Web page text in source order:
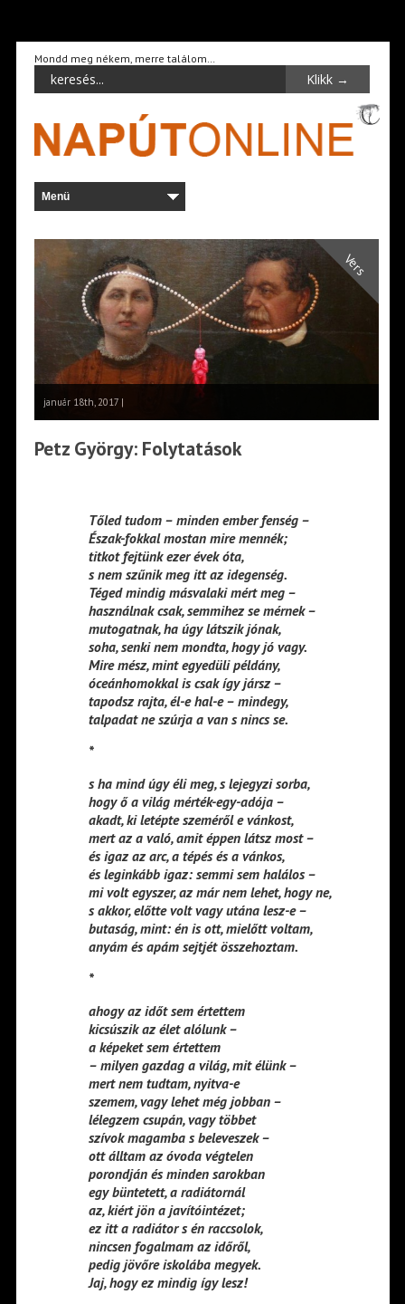
Mondd meg nékem, merre találom…
Vers
január 18th, 2017 |
Petz György: Folytatások
Tőled tudom – minden ember fenség –
Észak-fokkal mostan mire mennék;
titkot fejtünk ezer évek óta,
s nem szűnik meg itt az idegenség.
Téged mindig másvalaki mért meg –
használnak csak, semmihez se mérnek –
mutogatnak, ha úgy látszik jónak,
soha, senki nem mondta, hogy jó vagy.
Mire mész, mint egyedüli példány,
óceánhomokkal is csak így jársz –
tapodsz rajta, él-e hal-e – mindegy,
talpadat ne szúrja a van s nincs se.
*
s ha mind úgy éli meg, s lejegyzi sorba,
hogy ő a világ mérték-egy-adója –
akadt, ki letépte szeméről e vánkost,
mert az a való, amit éppen látsz most –
és igaz az arc, a tépés és a vánkos,
és leginkább igaz: semmi sem halálos –
mi volt egyszer, az már nem lehet, hogy ne,
s akkor, előtte volt vagy utána lesz-e –
butaság, mint: én is ott, mielőtt voltam,
anyám és apám sejtjét összehoztam.
*
ahogy az időt sem értettem
kicsúszik az élet alólunk –
a képeket sem értettem
– milyen gazdag a világ, mit élünk –
mert nem tudtam, nyitva-e
szemem, vagy lehet még jobban –
lélegzem csupán, vagy többet
szívok magamba s beleveszek –
ott álltam az óvoda végtelen
porondján és minden sarokban
egy büntetett, a radiátornál
az, kiért jön a javítóintézet;
ez itt a radiátor s én raccsolok,
nincsen fogalmam az időről,
pedig jövőre iskolába megyek.
Jaj, hogy ez mindig így lesz!